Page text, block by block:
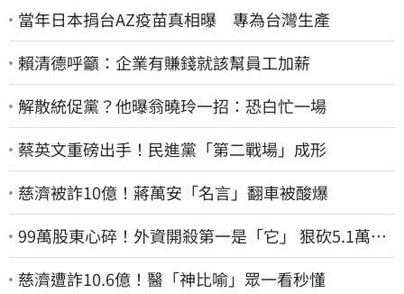
當年日本捐台AZ疫苗真相曝 專為台灣生產
賴清德呼籲：企業有賺錢就該幫員工加薪
解散統促黨？他曝翁曉玲一招：恐白忙一場
蔡英文重磅出手！民進黨「第二戰場」成形
慈濟被詐10億！蔣萬安「名言」翻車被酸爆
99萬股東心碎！外資開殺第一是「它」 狠砍5.1萬張
股價重挫近5%
慈濟遭詐10.6億！醫「神比喻」眾一看秒懂